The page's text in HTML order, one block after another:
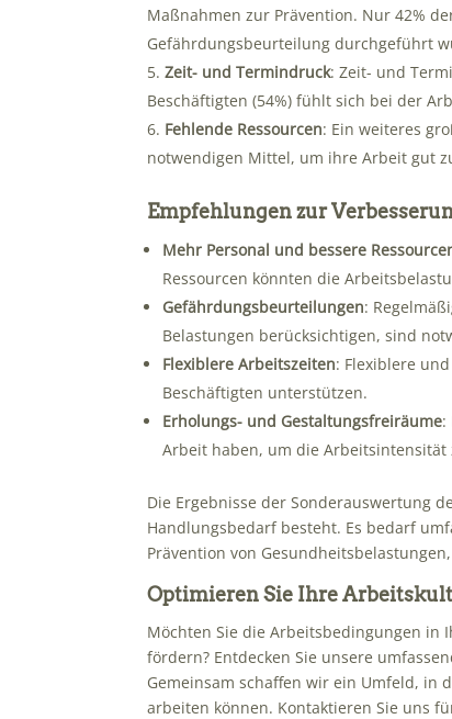
Maßnahmen zur Prävention. Nur 42%
Gefährdungsbeurteilung durchgeführt
Zeit- und Termindruck: Zeit- und
Beschäftigten (54%) fühlt sich bei der
Fehlende Ressourcen: Ein weiteres
notwendigen Mittel, um ihre Arbeit gut
Empfehlungen zur
Mehr Personal und bessere
Ressourcen könnten die
Gefährdungsbeurteilungen:
Belastungen berücksichtigen, sind
Flexiblere Arbeitszeiten: Flexiblere
Beschäftigten unterstützen.
Erholungs- und Gestaltungsfreiräume:
Arbeit haben, um die
Die Ergebnisse der Sonderauswertung
Handlungsbedarf besteht. Es bedarf
Prävention von
Optimieren Sie Ihre
Möchten Sie die Arbeitsbedingungen
fördern? Entdecken Sie unsere
Gemeinsam schaffen wir ein Umfeld,
arbeiten können. Kontaktieren Sie uns